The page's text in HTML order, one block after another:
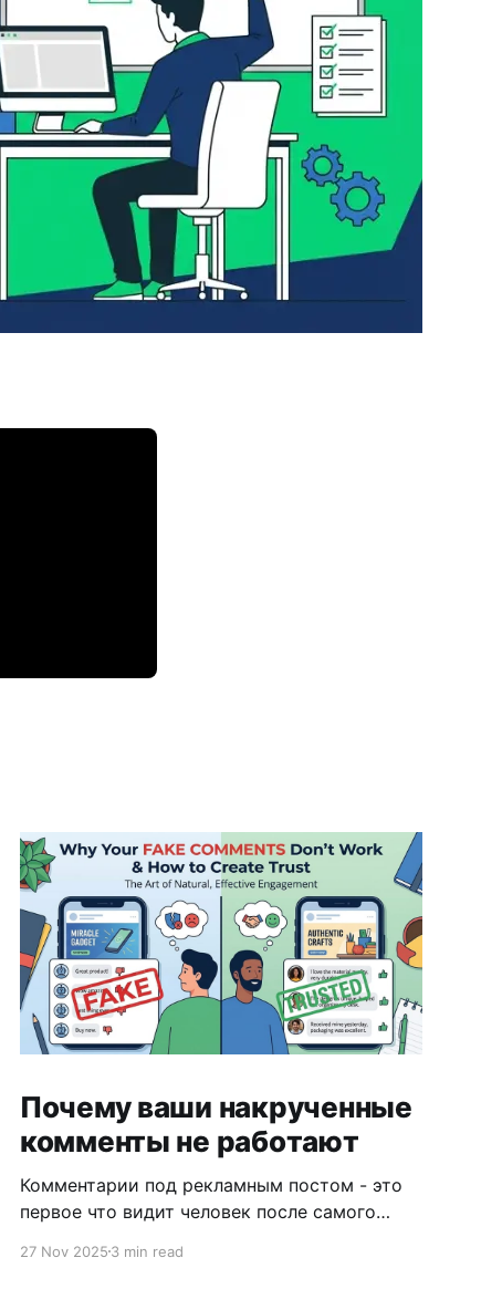
Почему ваши накрученные
комменты не работают
Комментарии под рекламным постом - это
первое что видит человек после самого
офферу, так и полностью его убить.
27 Nov 20253 min read